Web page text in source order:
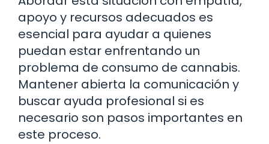
apoyo y recursos adecuados es
esencial para ayudar a quienes
puedan estar enfrentando un
problema de consumo de cannabis.
Mantener abierta la comunicación y
buscar ayuda profesional si es
necesario son pasos importantes en
este proceso.